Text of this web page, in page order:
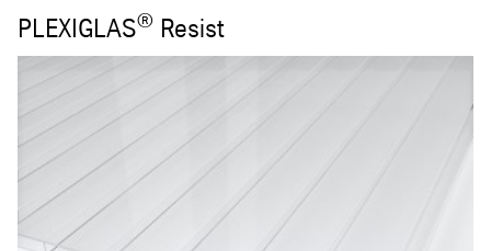
PLEXIGLAS® Resist